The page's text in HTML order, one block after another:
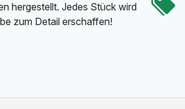
hergestellt. Jedes Stück wird
zum Detail erschaffen!